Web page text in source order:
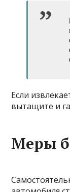
Если
вытащите и
Меры